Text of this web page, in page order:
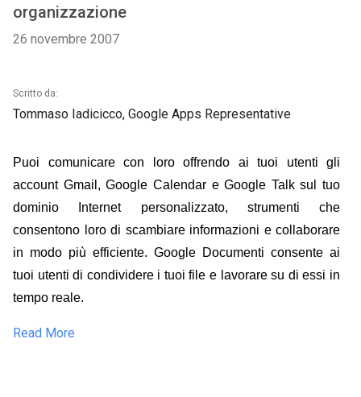
organizzazione
26 novembre 2007
Scritto da:
Tommaso Iadicicco, Google Apps Representative
Puoi comunicare con loro offrendo ai tuoi utenti gli
account Gmail, Google Calendar e Google Talk sul tuo
dominio Internet personalizzato, strumenti che
consentono loro di scambiare informazioni e collaborare
in modo più efficiente. Google Documenti consente ai
tuoi utenti di condividere i tuoi file e lavorare su di essi in
tempo reale.
Read More